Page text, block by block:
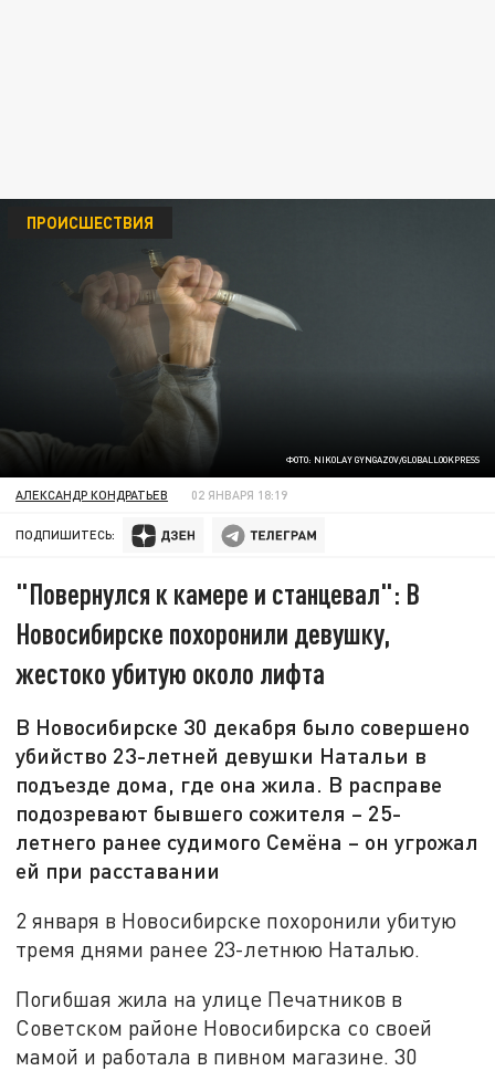
ФОТО: NIKOLAY GYNGAZOV/GLOBALLOOKPRESS
ПРОИСШЕСТВИЯ
АЛЕКСАНДР КОНДРАТЬЕВ 02 ЯНВАРЯ 18:19
ПОДПИШИТЕСЬ:
"Повернулся к камере и станцевал": В
Новосибирске похоронили девушку,
жестоко убитую около лифта
В Новосибирске 30 декабря было совершено
убийство 23-летней девушки Натальи в
подъезде дома, где она жила. В расправе
подозревают бывшего сожителя – 25-
летнего ранее судимого Семёна – он угрожал
ей при расставании
2 января в Новосибирске похоронили убитую
тремя днями ранее 23-летнюю Наталью.
Погибшая жила на улице Печатников в
Советском районе Новосибирска со своей
мамой и работала в пивном магазине. 30